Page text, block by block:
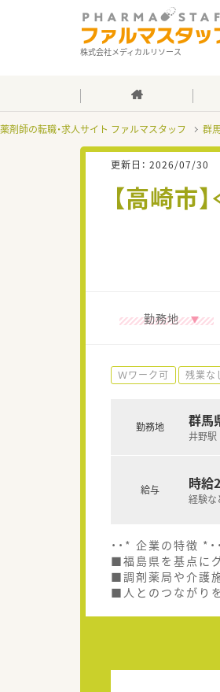
株式会社メディカルリソース
薬剤師の転職・求人サイト ファルマスタッフ 群
更新日： 2026/07/30
【高崎
勤務地
Ｗワーク可 残業な
勤務地 群馬
井野駅
給与 時給
経験な
・・* 企業の特徴 *・・
■福島県を基点に
■調剤薬局や介護
■人とのつながり